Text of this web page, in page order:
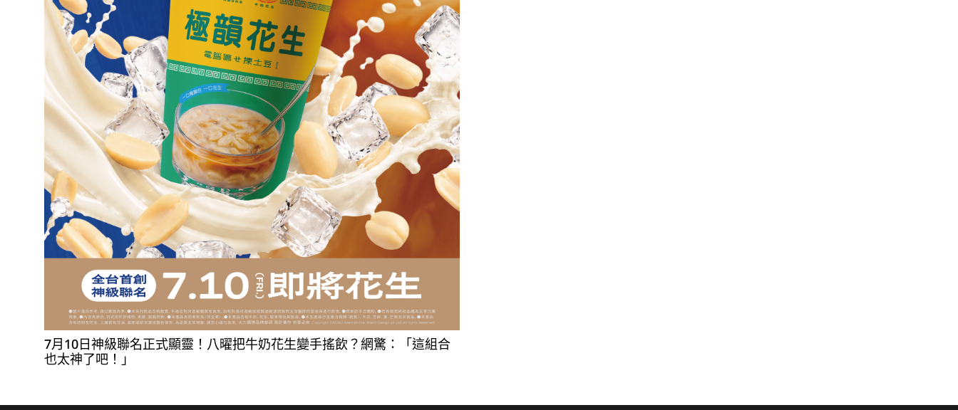
7月10日神級聯名正式顯靈！八曜把牛奶花生變手搖飲？網驚：「這組合
也太神了吧！」